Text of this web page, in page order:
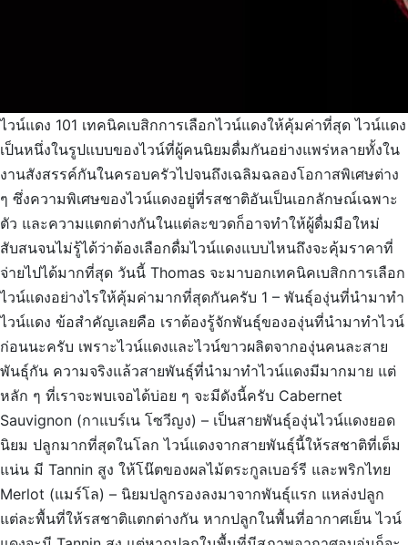
ไวน์แดง 101 เทคนิคเบสิกการเลือกไวน์แดงให้คุ้มค่าที่สุด ไวน์แดง
เป็นหนึ่งในรูปแบบของไวน์ที่ผู้คนนิยมดื่มกันอย่างแพร่หลายทั้งใน
งานสังสรรค์กันในครอบครัวไปจนถึงเฉลิมฉลองโอกาสพิเศษต่าง
ๆ ซึ่งความพิเศษของไวน์แดงอยู่ที่รสชาติอันเป็นเอกลักษณ์เฉพาะ
ตัว และความแตกต่างกันในแต่ละขวดก็อาจทำให้ผู้ดื่มมือใหม่
สับสนจนไม่รู้ได้ว่าต้องเลือกดื่มไวน์แดงแบบไหนถึงจะคุ้มราคาที่
จ่ายไปได้มากที่สุด วันนี้ Thomas จะมาบอกเทคนิคเบสิกการเลือก
ไวน์แดงอย่างไรให้คุ้มค่ามากที่สุดกันครับ 1 – พันธุ์องุ่นที่นำมาทำ
ไวน์แดง ข้อสำคัญเลยคือ เราต้องรู้จักพันธุ์ขององุ่นที่นำมาทำไวน์
ก่อนนะครับ เพราะไวน์แดงและไวน์ขาวผลิตจากองุ่นคนละสาย
พันธุ์กัน ความจริงแล้วสายพันธุ์ที่นำมาทำไวน์แดงมีมากมาย แต่
หลัก ๆ ที่เราจะพบเจอได้บ่อย ๆ จะมีดังนี้ครับ Cabernet
Sauvignon (กาแบร์เน โซวีญง) – เป็นสายพันธุ์องุ่นไวน์แดงยอด
นิยม ปลูกมากที่สุดในโลก ไวน์แดงจากสายพันธุ์นี้ให้รสชาติที่เต็ม
แน่น มี Tannin สูง ให้โน๊ตของผลไม้ตระกูลเบอร์รี และพริกไทย
Merlot (แมร์โล) – นิยมปลูกรองลงมาจากพันธุ์แรก แหล่งปลูก
แต่ละพื้นที่ให้รสชาติแตกต่างกัน หากปลูกในพื้นที่อากาศเย็น ไวน์